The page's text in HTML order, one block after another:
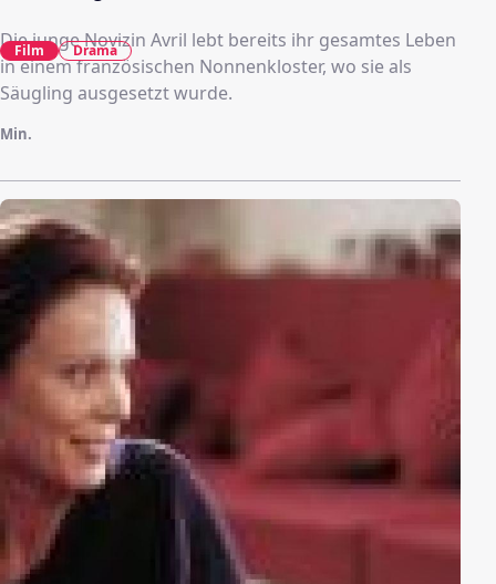
Die junge Novizin Avril lebt bereits ihr gesamtes Leben
in einem französischen Nonnenkloster, wo sie als
Säugling ausgesetzt wurde.
Min.
Film Drama